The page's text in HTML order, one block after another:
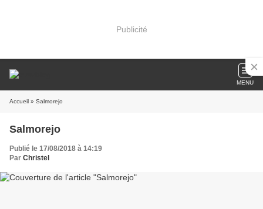
Publicité
MENU
Accueil » Salmorejo
Salmorejo
Publié le 17/08/2018 à 14:19
Par Christel